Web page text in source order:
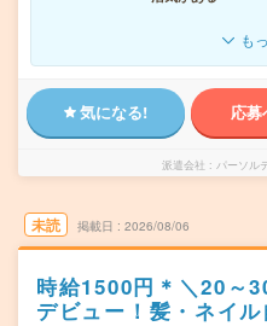
も
気になる! 応
派遣会社 パーソル
未読 掲載日 2026/08/06
時給1500円＊＼20～
デビュー！髪・ネイル